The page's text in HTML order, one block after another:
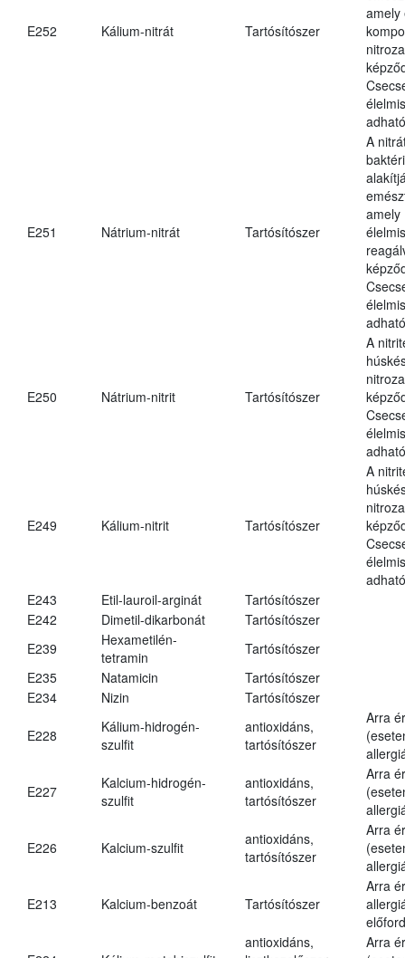
E252 Kálium-nitrát Tartósítószer
amely
E251 Nátrium-nitrát Tartósítószer
A
amely
E250 Nátrium-nitrit Tartósítószer
A
E249 Kálium-nitrit Tartósítószer
A
E243
Etil-lauroil-arginát
Tartósítószer
E242
Dimetil-dikarbonát
Tartósítószer
E239
Hexametilén-
tetramin
Tartósítószer
E235
Natamicin
Tartósítószer
E234
Nizin Tartósítószer
E228
Kálium-hidrogén-
szulfit
antioxidáns,
tartósítószer
Arra
E227
Kalcium-hidrogén-
szulfit
antioxidáns,
tartósítószer
Arra
E226 Kalcium-szulfit
antioxidáns,
tartósítószer
Arra
E213 Kalcium-benzoát Tartósítószer
Arra
antioxidáns,
Arra